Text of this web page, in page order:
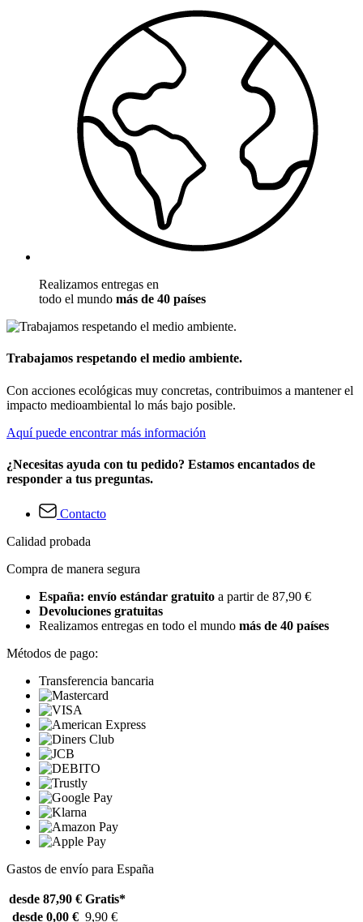
Realizamos entregas en
todo el mundo más de 40 países
Trabajamos respetando el medio ambiente.
Con acciones ecológicas muy concretas, contribuimos a mantener el
impacto medioambiental lo más bajo posible.
Aquí puede encontrar más información
¿Necesitas ayuda con tu pedido? Estamos encantados de
responder a tus preguntas.
Contacto
Calidad probada
Compra de manera segura
España: envío estándar gratuito a partir de 87,90 €
Devoluciones gratuitas
Realizamos entregas en todo el mundo más de 40 países
Métodos de pago:
Transferencia bancaria
Gastos de envío para España
desde 87,90 € Gratis*
desde 0,00 € 9,90 €